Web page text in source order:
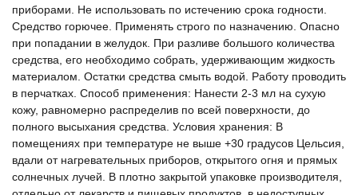
приборами. Не использовать по истечению срока годности.
Средство горючее. Применять строго по назначению. Опасно
при попадании в желудок. При разливе большого количества
средства, его необходимо собрать, удерживающим жидкость
материалом. Остатки средства смыть водой. Работу проводить
в перчатках. Способ применения: Нанести 2-3 мл на сухую
кожу, равномерно распределив по всей поверхности, до
полного высыхания средства. Условия хранения: В
помещениях при температуре не выше +30 градусов Цельсия,
вдали от нагревательных приборов, открытого огня и прямых
солнечных лучей. В плотно закрытой упаковке производителя,